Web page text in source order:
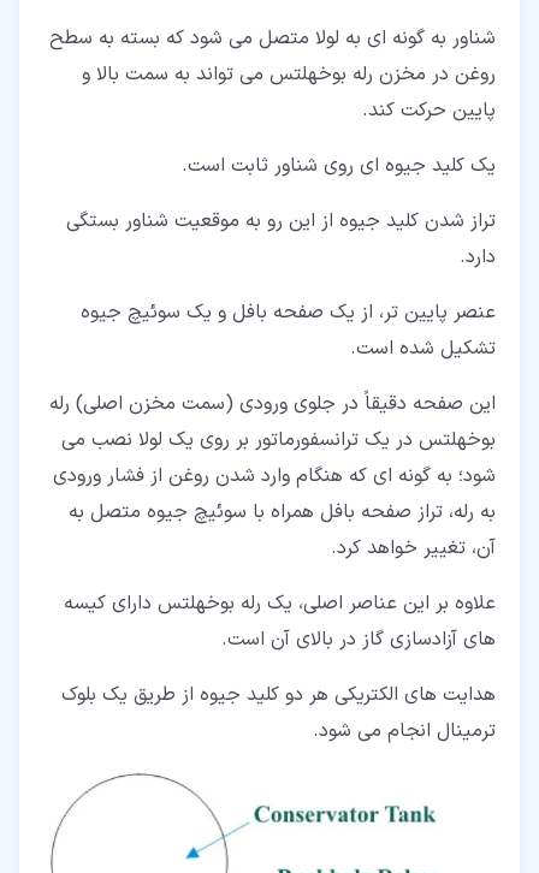
شناور به گونه ای به لولا متصل می شود که بسته به سطح
روغن در مخزن رله بوخهلتس می تواند به سمت بالا و
پایین حرکت کند.
یک کلید جیوه ای روی شناور ثابت است.
تراز شدن کلید جیوه از این رو به موقعیت شناور بستگی
دارد.
عنصر پایین تر، از یک صفحه بافل و یک سوئیچ جیوه
تشکیل شده است.
این صفحه دقیقاً در جلوی ورودی (سمت مخزن اصلی) رله
بوخهلتس در یک ترانسفورماتور بر روی یک لولا نصب می
شود؛ به گونه ای که هنگام وارد شدن روغن از فشار ورودی
به رله، تراز صفحه بافل همراه با سوئیچ جیوه متصل به
آن، تغییر خواهد کرد.
علاوه بر این عناصر اصلی، یک رله بوخهلتس دارای کیسه
های آزادسازی گاز در بالای آن است.
هدایت های الکتریکی هر دو کلید جیوه از طریق یک بلوک
ترمینال انجام می شود.